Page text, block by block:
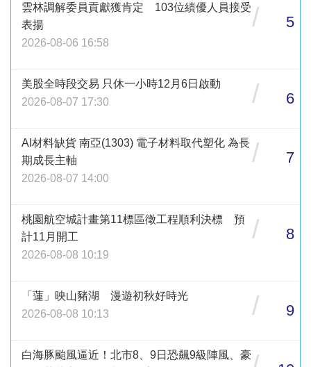
雲林調解委員貢獻獲肯定 103位績優人員接受
表揚
2026-08-06 16:58
/ 5
美股全時段交易 只休一小時12月6日啟動
2026-08-07 17:30
/ 6
AI材料缺貨 南亞(1303) 電子材料取代塑化 為長
期成長主軸
2026-08-07 14:00
/ 7
桃園航空城計畫第11標區徵工程順利決標 預
計11月開工
2026-08-08 10:19
/ 8
「蓮」映山豬湖 漫遊初秋好時光
2026-08-08 10:13
/ 9
白海豚颱風逼近！北市8、9日恐飆9級陣風、豪